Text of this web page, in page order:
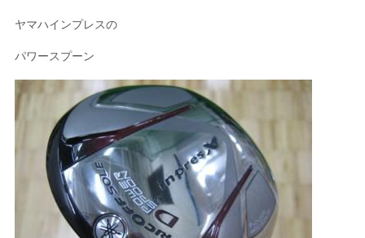
ヤマハインプレスの
パワースプーン